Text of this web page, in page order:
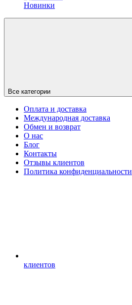
Новинки
Все категории
Оплата и доставка
Международная доставка
Обмен и возврат
О нас
Блог
Контакты
Отзывы клиентов
Политика конфиденциальности
клиентов